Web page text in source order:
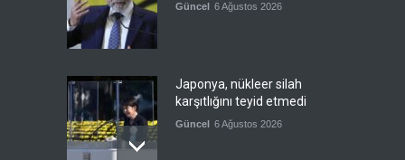
Güncel 6 Ağustos 2026
Japonya, nükleer silah
karşıtlığını teyid etmedi
Güncel 6 Ağustos 2026